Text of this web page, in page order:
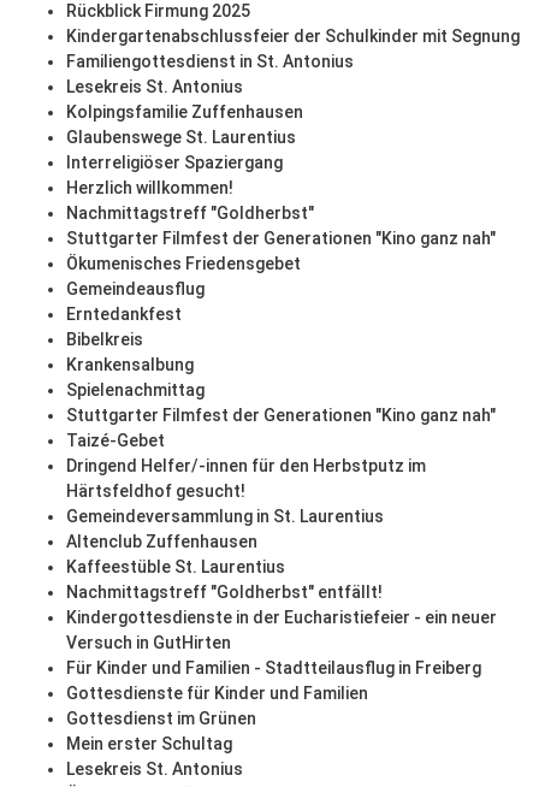
Rückblick Firmung 2025
Kindergartenabschlussfeier der Schulkinder mit Segnung
Familiengottesdienst in St. Antonius
Lesekreis St. Antonius
Kolpingsfamilie Zuffenhausen
Glaubenswege St. Laurentius
Interreligiöser Spaziergang
Herzlich willkommen!
Nachmittagstreff "Goldherbst"
Stuttgarter Filmfest der Generationen "Kino ganz nah"
Ökumenisches Friedensgebet
Gemeindeausflug
Erntedankfest
Bibelkreis
Krankensalbung
Spielenachmittag
Stuttgarter Filmfest der Generationen "Kino ganz nah"
Taizé-Gebet
Dringend Helfer/-innen für den Herbstputz im
Härtsfeldhof gesucht!
Gemeindeversammlung in St. Laurentius
Altenclub Zuffenhausen
Kaffeestüble St. Laurentius
Nachmittagstreff "Goldherbst" entfällt!
Kindergottesdienste in der Eucharistiefeier - ein neuer
Versuch in GutHirten
Für Kinder und Familien - Stadtteilausflug in Freiberg
Gottesdienste für Kinder und Familien
Gottesdienst im Grünen
Mein erster Schultag
Lesekreis St. Antonius